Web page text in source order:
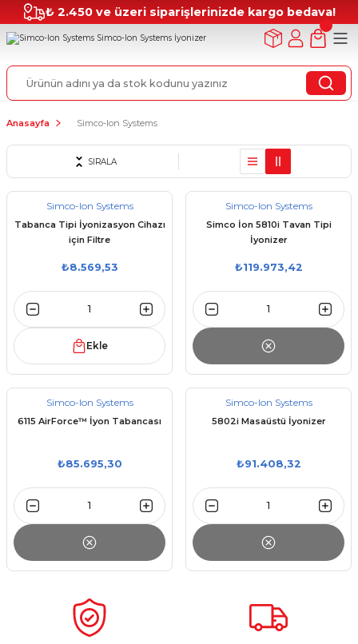
₺ 2.450 ve üzeri siparişlerinizde kargo bedava!
Anasayfa Simco-Ion Systems
SIRALA
Simco-Ion Systems
Tabanca Tipi İyonizasyon Cihazı
için Filtre
₺8.569,53
Ekle
Simco-Ion Systems
Simco İon 5810i Tavan Tipi
İyonizer
₺119.973,42
Simco-Ion Systems
6115 AirForce™ İyon Tabancası
₺85.695,30
Simco-Ion Systems
5802i Masaüstü İyonizer
₺91.408,32